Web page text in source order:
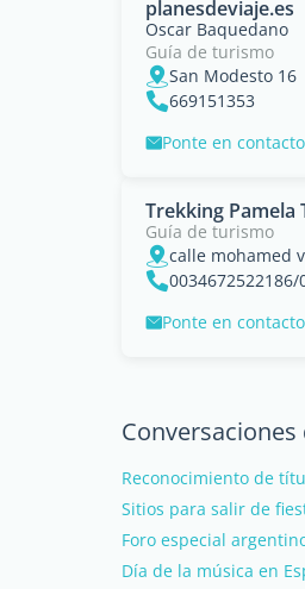
planesdeviaje.es
Oscar Baquedano
Guía de turismo
San Modesto 16
669151353
Ponte en contacto
Trekking Pamela
Guía de turismo
calle mohamed
0034672522186/
Ponte en contacto
Reconocimiento de
Sitios para salir de
Foro especial
Día de la música en